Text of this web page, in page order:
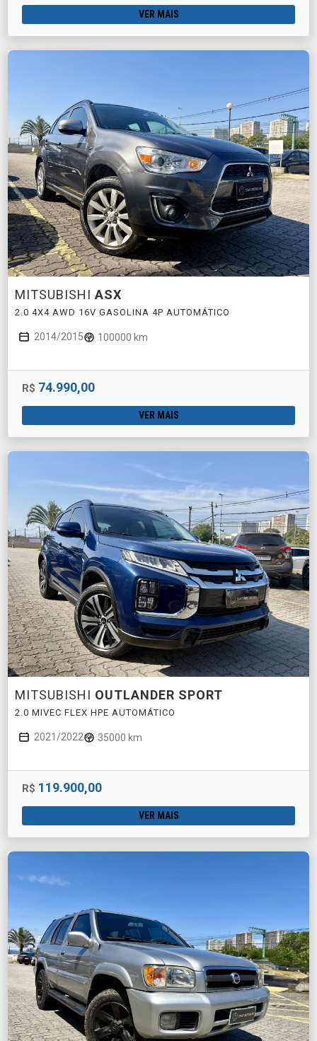
VER MAIS
MITSUBISHI ASX
2.0 4X4 AWD 16V GASOLINA 4P AUTOMÁTICO
2014/2015 100000 km
R$ 74.990,00
VER MAIS
MITSUBISHI OUTLANDER SPORT
2.0 MIVEC FLEX HPE AUTOMÁTICO
2021/2022 35000 km
R$ 119.900,00
VER MAIS